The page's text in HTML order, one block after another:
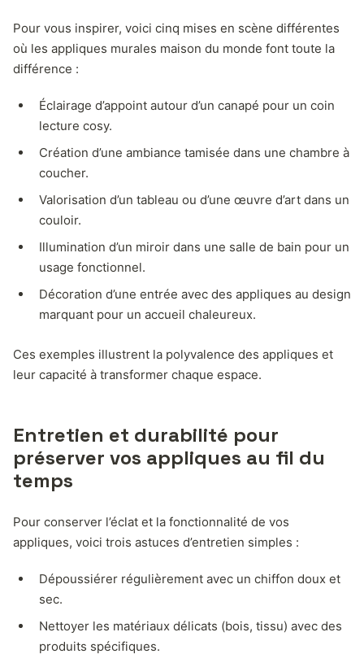
Pour vous inspirer, voici cinq mises en scène différentes
où les appliques murales maison du monde font toute la
différence :
Éclairage d’appoint autour d’un canapé pour un coin
lecture cosy.
Création d’une ambiance tamisée dans une chambre à
coucher.
Valorisation d’un tableau ou d’une œuvre d’art dans un
couloir.
Illumination d’un miroir dans une salle de bain pour un
usage fonctionnel.
Décoration d’une entrée avec des appliques au design
marquant pour un accueil chaleureux.
Ces exemples illustrent la polyvalence des appliques et
leur capacité à transformer chaque espace.
Entretien et durabilité pour
préserver vos appliques au fil du
temps
Pour conserver l’éclat et la fonctionnalité de vos
appliques, voici trois astuces d’entretien simples :
Dépoussiérer régulièrement avec un chiffon doux et
sec.
Nettoyer les matériaux délicats (bois, tissu) avec des
produits spécifiques.